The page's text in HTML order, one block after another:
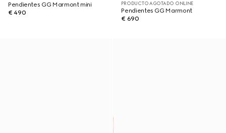
Pendientes GG Marmont mini
€ 490
PRODUCTO AGOTADO ONLINE
Pendientes GG Marmont
€ 690